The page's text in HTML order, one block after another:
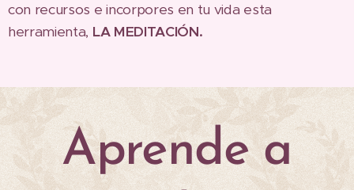
con recursos e incorpores en tu vida esta
herramienta, LA MEDITACIÓN.
Aprende a